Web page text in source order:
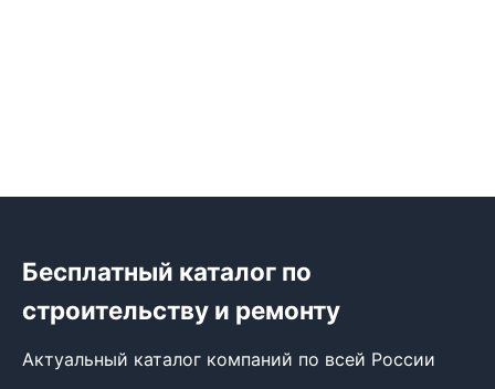
Бесплатный каталог по
строительству и ремонту
Актуальный каталог компаний по всей России